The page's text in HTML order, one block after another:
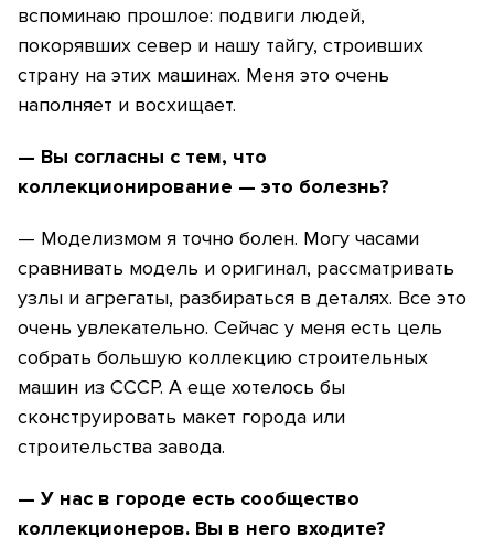
вспоминаю прошлое: подвиги людей,
покорявших север и нашу тайгу, строивших
страну на этих машинах. Меня это очень
наполняет и восхищает.
— Вы согласны с тем, что
коллекционирование — это болезнь?
— Моделизмом я точно болен. Могу часами
сравнивать модель и оригинал, рассматривать
узлы и агрегаты, разбираться в деталях. Все это
очень увлекательно. Сейчас у меня есть цель
собрать большую коллекцию строительных
машин из СССР. А еще хотелось бы
сконструировать макет города или
строительства завода.
— У нас в городе есть сообщество
коллекционеров. Вы в него входите?